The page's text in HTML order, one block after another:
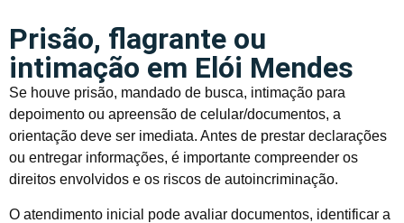
Prisão, flagrante ou
intimação em Elói Mendes
Se houve prisão, mandado de busca, intimação para
depoimento ou apreensão de celular/documentos, a
orientação deve ser imediata. Antes de prestar declarações
ou entregar informações, é importante compreender os
direitos envolvidos e os riscos de autoincriminação.
O atendimento inicial pode avaliar documentos, identificar a